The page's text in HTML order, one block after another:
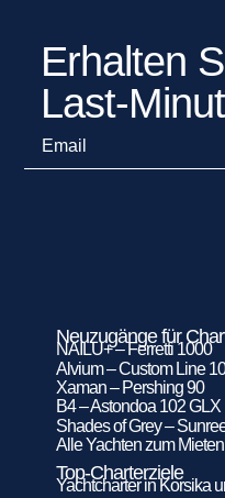
Erhalten
Last-
Neuzugänge für
NAILU+ – Ferretti 1000
Alvium – Custom Line
Xaman – Pershing 90
B4 – Astondoa 102 GLX
Shades of Grey –
Alle Yachten zum Mieten
Top-Charterziele
Yachtcharter in Korsika